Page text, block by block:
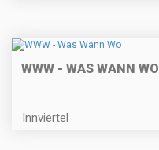
WWW - WAS WANN WO
Innviertel